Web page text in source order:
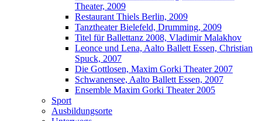
Theater, 2009
Restaurant Thiels Berlin, 2009
Tanztheater Bielefeld, Drumming, 2009
Titel für Ballettanz 2008, Vladimir Malakhov
Leonce und Lena, Aalto Ballett Essen, Christian
Spuck, 2007
Die Gottlosen, Maxim Gorki Theater 2007
Schwanensee, Aalto Ballett Essen, 2007
Ensemble Maxim Gorki Theater 2005
Sport
Ausbildungsorte